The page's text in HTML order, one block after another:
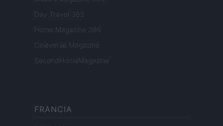
Day Travel 365
Home Magazine 365
Cineverse Magazine
SecondHomeMagazine
FRANCIA